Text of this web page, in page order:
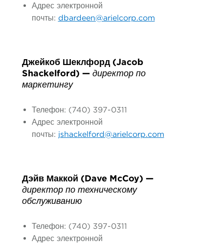
Адрес электронной
почты: dbardeen@arielcorp.com
Джейкоб Шеклфорд (Jacob
Shackelford) —директор по
маркетингу
Телефон: (740) 397-0311
Адрес электронной
почты: jshackelford@arielcorp.com
Дэйв Маккой (Dave McCoy) —
директор по техническому
обслуживанию
Телефон: (740) 397-0311
Адрес электронной